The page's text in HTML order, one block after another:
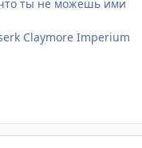
ты не можешь ими
Claymore Imperium